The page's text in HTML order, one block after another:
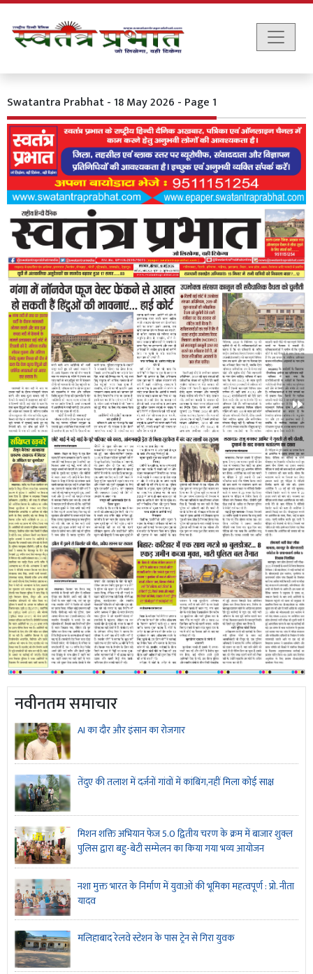
Swatantra Prabhat - 18 May 2026 - Page 1
नवीनतम समाचार
AI का दौर और इंसान का रोजगार
तेंदुए की तलाश में दर्जनों गांवों में कांबिंग,नहीं मिला कोई साक्ष
मिशन शक्ति अभियान फेज 5.0 द्वितीय चरण के क्रम में बाजार शुक्ल
पुलिस द्वारा बहु-बेटी सम्मेलन का किया गया भव्य आयोजन
नशा मुक्त भारत के निर्माण में युवाओं की भूमिका महत्वपूर्ण : प्रो. नीता
यादव
मलिहाबाद रेलवे स्टेशन के पास ट्रेन से गिरा युवक